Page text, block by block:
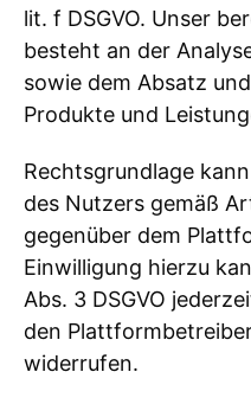
lit. f DSGVO. Unser
besteht an der
sowie dem Absatz
Produkte und
Rechtsgrundlage
des Nutzers gemäß
gegenüber dem
Einwilligung hierzu
Abs. 3 DSGVO
den
widerrufen.